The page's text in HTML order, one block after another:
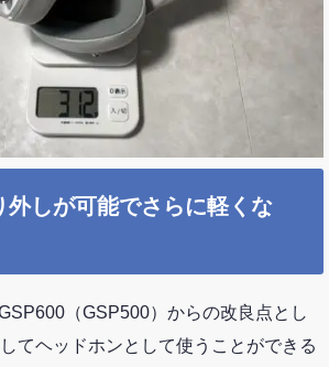
外しが可能でさらに軽くな
（GSP500）からの改良点とし
てヘッドホンとして使うことができる